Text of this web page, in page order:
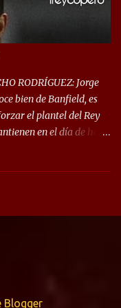
RODRÍGUEZ: Jorge
bien de Banfield, es
el plantel del Rey
en el día de hoy
que se sabe, Banfield
una cifra cercana a los
titular del Banfield y
y solo fue amonestado
Blogger